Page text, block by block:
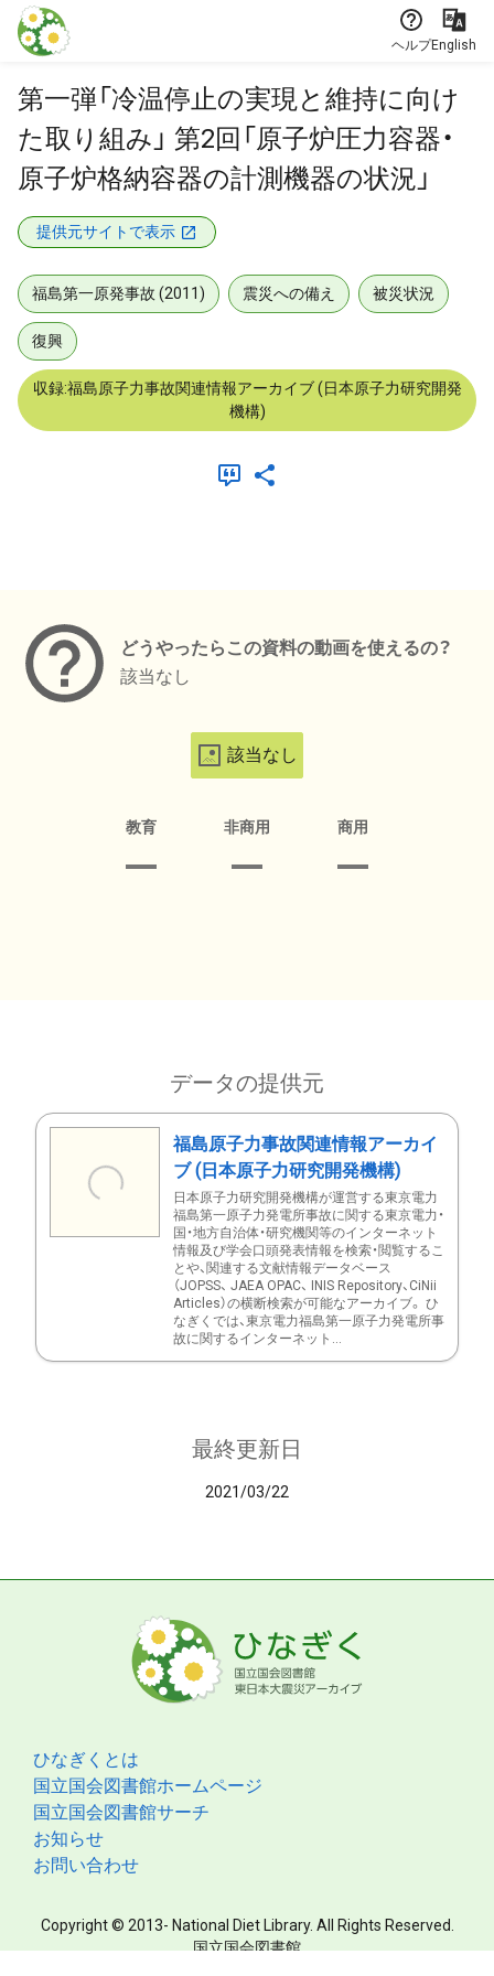
本文に飛ぶ
ヘルプEnglish
第一弾「冷温停止の実現と維持に向け
た取り組み」 第2回「原子炉圧力容器・
原子炉格納容器の計測機器の状況」
提供元サイトで表示
福島第一原発事故 (2011) 震災への備え 被災状況
復興
収録:福島原子力事故関連情報アーカイブ (日本原子力研究開発
機構)
どうやったらこの資料の動画を使えるの？
該当なし
該当なし
教育 非商用 商用
データの提供元
福島原子力事故関連情報アーカイ
ブ (日本原子力研究開発機構)
日本原子力研究開発機構が運営する東京電力
福島第一原子力発電所事故に関する東京電力・
国・地方自治体・研究機関等のインターネット
情報及び学会口頭発表情報を検索・閲覧するこ
とや、関連する文献情報データベース
（JOPSS、 JAEA OPAC、 INIS Repository、CiNii
Articles）の横断検索が可能なアーカイブ。 ひ
なぎくでは、東京電力福島第一原子力発電所事
故に関するインターネット...
最終更新日
2021/03/22
ひなぎくとは
国立国会図書館ホームページ
国立国会図書館サーチ
お知らせ
お問い合わせ
Copyright © 2013- National Diet Library. All Rights Reserved.